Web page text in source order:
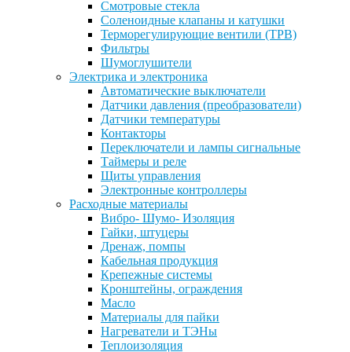
Смотровые стекла
Соленоидные клапаны и катушки
Терморегулирующие вентили (ТРВ)
Фильтры
Шумоглушители
Электрика и электроника
Автоматические выключатели
Датчики давления (преобразователи)
Датчики температуры
Контакторы
Переключатели и лампы сигнальные
Таймеры и реле
Щиты управления
Электронные контроллеры
Расходные материалы
Вибро- Шумо- Изоляция
Гайки, штуцеры
Дренаж, помпы
Кабельная продукция
Крепежные системы
Кронштейны, ограждения
Масло
Материалы для пайки
Нагреватели и ТЭНы
Теплоизоляция